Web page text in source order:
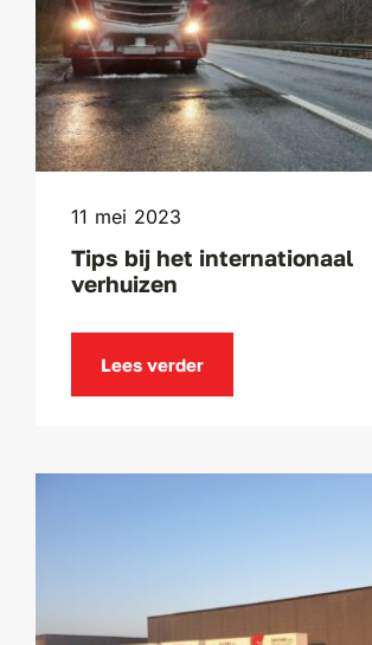
11 mei 2023
Tips bij het internationaal
verhuizen
Lees verder